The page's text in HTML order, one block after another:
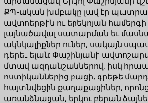
ՔՊ-ական խմբակը լավ էր
ավտոերթին ու երեկոյան
լայնածավալ սատարման եւ
ակնկալիքներ ուներ, սակայն
դերեւ ելան: Փաշինյանի
մտավ ազդանշաններով, իսկ
ոստիկաններից բացի, գրեթե մարդ
հայտնվեցին քաղաքացիներ,
առանձնացան, երկու բերան